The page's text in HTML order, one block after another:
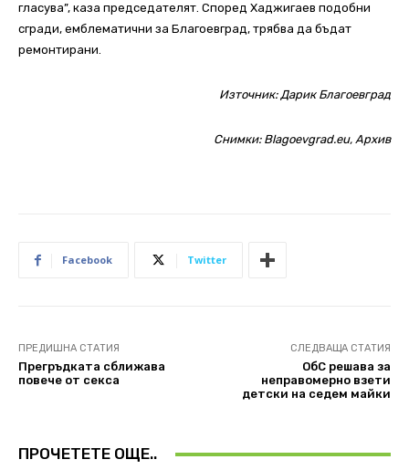
гласува”, каза председателят. Според Хаджигаев подобни
сгради, емблематични за Благоевград, трябва да бъдат
ремонтирани.
Източник:Дарик Благоевград
Снимки: Blagoevgrad.eu, Архив
Facebook Twitter
ПРЕДИШНА СТАТИЯ
Прегръдката сближава
повече от секса
СЛЕДВАЩА СТАТИЯ
ОбС решава за
неправомерно взети
детски на седем майки
ПРОЧЕТЕТЕ ОЩЕ..